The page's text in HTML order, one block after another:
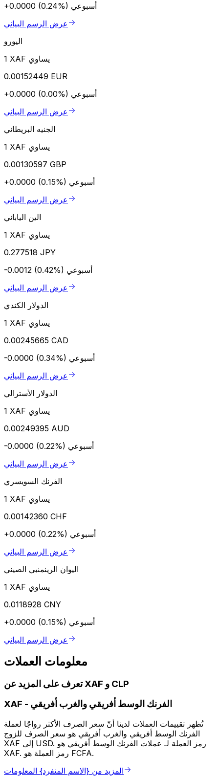
+0.0000 (0.24%) أسبوعي
عرض الرسم البياني
اليورو
1 XAF يساوي
0.00152449 EUR
+0.0000 (0.00%) أسبوعي
عرض الرسم البياني
الجنيه البريطاني
1 XAF يساوي
0.00130597 GBP
+0.0000 (0.15%) أسبوعي
عرض الرسم البياني
الين الياباني
1 XAF يساوي
0.277518 JPY
-0.0012 (0.42%) أسبوعي
عرض الرسم البياني
الدولار الكندي
1 XAF يساوي
0.00245665 CAD
-0.0000 (0.34%) أسبوعي
عرض الرسم البياني
الدولار الأسترالي
1 XAF يساوي
0.00249395 AUD
-0.0000 (0.22%) أسبوعي
عرض الرسم البياني
الفرنك السويسري
1 XAF يساوي
0.00142360 CHF
+0.0000 (0.22%) أسبوعي
عرض الرسم البياني
اليوان الرينمنبي الصيني
1 XAF يساوي
0.0118928 CNY
+0.0000 (0.15%) أسبوعي
عرض الرسم البياني
معلومات العملات
تعرف على المزيد عن XAF و CLP
XAF - الفرنك الوسط أفريقي والغرب أفريقي
تُظهر تقييمات العملات لدينا أنّ سعر الصرف الأكثر رواجًا لعملة
الفرنك الوسط أفريقي والغرب أفريقي هو سعر الصرف للزوج
XAF إلى USD. رمز العملة لـ عملات الفرنك الوسط أفريقي هو
XAF. رمز العملة هو FCFA.
المزيد من {الاسم المنفرد} المعلومات